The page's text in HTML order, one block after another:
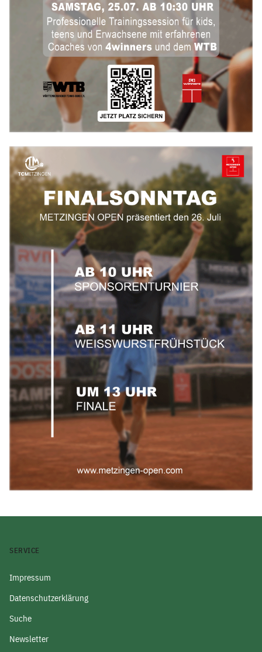
SERVICE
Impressum
Datenschutzerklärung
Suche
Newsletter